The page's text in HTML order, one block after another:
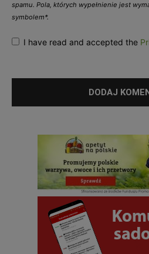
spamu. Pola, których wypełnienie jest
symbolem*.
I have read and accepted the